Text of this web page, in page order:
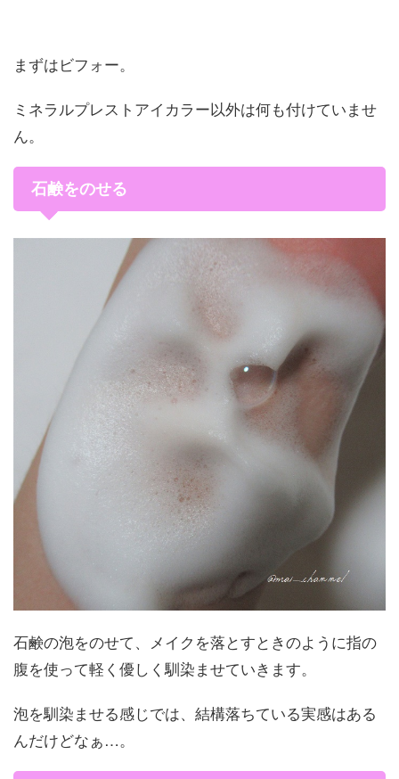
まずはビフォー。
ミネラルプレストアイカラー以外は何も付けていませ
ん。
石鹸をのせる
石鹸の泡をのせて、メイクを落とすときのように指の
腹を使って軽く優しく馴染ませていきます。
泡を馴染ませる感じでは、結構落ちている実感はある
んだけどなぁ…。